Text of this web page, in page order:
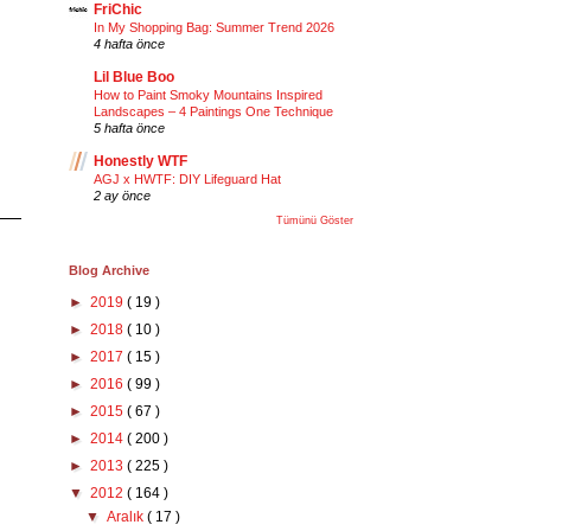
FriChic
In My Shopping Bag: Summer Trend 2026
4 hafta önce
Lil Blue Boo
How to Paint Smoky Mountains Inspired
Landscapes – 4 Paintings One Technique
5 hafta önce
Honestly WTF
AGJ x HWTF: DIY Lifeguard Hat
2 ay önce
Tümünü Göster
Blog Archive
► 2019 ( 19 )
► 2018 ( 10 )
► 2017 ( 15 )
► 2016 ( 99 )
► 2015 ( 67 )
► 2014 ( 200 )
► 2013 ( 225 )
▼ 2012 ( 164 )
▼Aralık( 17 )